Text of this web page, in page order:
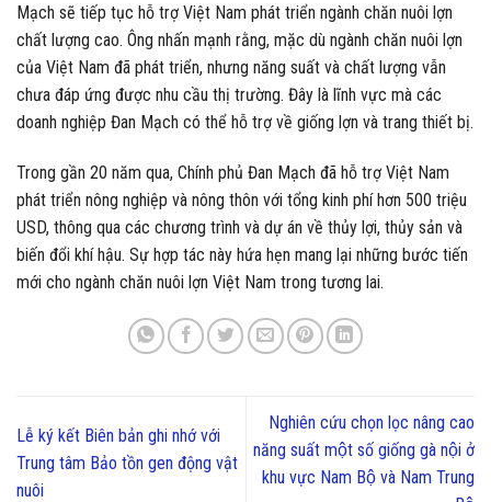
Mạch sẽ tiếp tục hỗ trợ Việt Nam phát triển ngành chăn nuôi lợn
chất lượng cao. Ông nhấn mạnh rằng, mặc dù ngành chăn nuôi lợn
của Việt Nam đã phát triển, nhưng năng suất và chất lượng vẫn
chưa đáp ứng được nhu cầu thị trường. Đây là lĩnh vực mà các
doanh nghiệp Đan Mạch có thể hỗ trợ về giống lợn và trang thiết bị.
Trong gần 20 năm qua, Chính phủ Đan Mạch đã hỗ trợ Việt Nam
phát triển nông nghiệp và nông thôn với tổng kinh phí hơn 500 triệu
USD, thông qua các chương trình và dự án về thủy lợi, thủy sản và
biến đổi khí hậu. Sự hợp tác này hứa hẹn mang lại những bước tiến
mới cho ngành chăn nuôi lợn Việt Nam trong tương lai.
Lễ ký kết Biên bản ghi nhớ với
Trung tâm Bảo tồn gen động vật
nuôi
Nghiên cứu chọn lọc nâng cao
năng suất một số giống gà nội ở
khu vực Nam Bộ và Nam Trung